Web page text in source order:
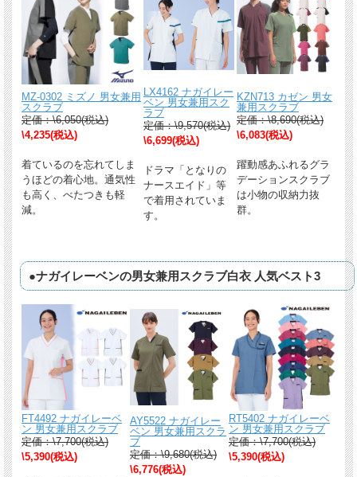
MZ-0302 ミズノ 男女兼用
スクラブ
定価：\6,050(税込)
\4,235(税込)
着ているのを忘れてしま
うほどの着心地。通気性
も高く、べたつきも軽
減。
LX4162 ナガイレー
ベン 男女兼用スク
ラブ
定価：\9,570(税込)
\6,699(税込)
ドラマ「となりの
ナースエイド」等
で着用されていま
す。
KZN713 カゼン 男女
兼用スクラブ
定価：\8,690(税込)
\6,083(税込)
躍動感あふれるグラ
デーションスクラブ
は小物の収納力抜
群。
●ナガイレーベンの男女兼用スクラブ白衣 人気ベスト3
FT4492 ナガイレーベ
ン 男女兼用スクラブ
定価：\7,700(税込)
\5,390(税込)
AY5522 ナガイレー
ベン 男女兼用スクラ
ブ
定価：\9,680(税込)
\6,776(税込)
RT5402 ナガイレーベ
ン 男女兼用スクラブ
定価：\7,700(税込)
\5,390(税込)